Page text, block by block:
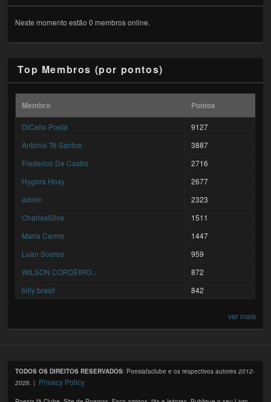
Neste momento estão 0 membros online.
Top Membros (por pontos)
Membro Pontos
DiCello Poeta
9127
António Tê Santos
3887
Frederico De Castro
2716
Hygora Hoxy
2677
admin
2323
CharlesSilva
1511
Maria Carmo
1447
Luan Soares
959
WILSON CORDEIRO...
872
billy brasil
842
ver mais
TODOS OS DIREITOS RESERVADOS: Poesiafaclube e os respectivos autores2012-
2026 . | Privacy Policy